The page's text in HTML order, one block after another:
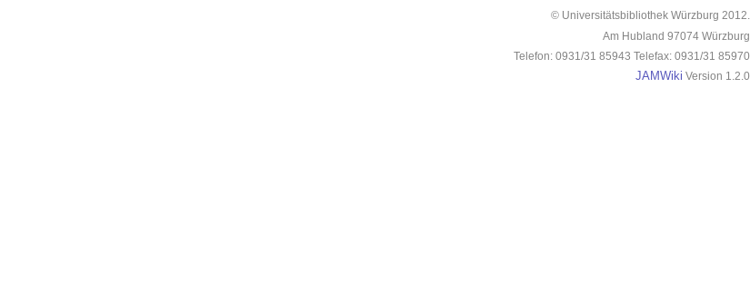
© Universitätsbibliothek Würzburg 2012.
Am Hubland 97074 Würzburg
Telefon: 0931/31 85943 Telefax: 0931/31 85970
JAMWiki Version 1.2.0